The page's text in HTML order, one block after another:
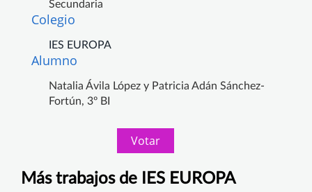
Secundaria
Colegio
IES EUROPA
Alumno
Natalia Ávila López y Patricia Adán Sánchez-
Fortún, 3º BI
Votar
Más trabajos de IES EUROPA